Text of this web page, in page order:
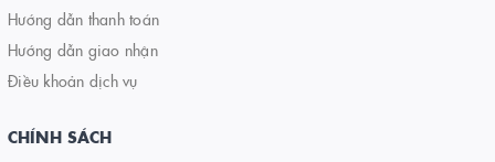
Hướng dẫn thanh toán
Hướng dẫn giao nhận
Điều khoản dịch vụ
CHÍNH SÁCH